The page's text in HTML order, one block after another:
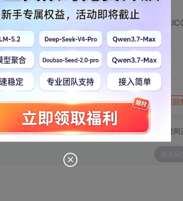
列(REPORT状态下)或者其中一个图标
动态 举报 写回
切换为时间
发表回